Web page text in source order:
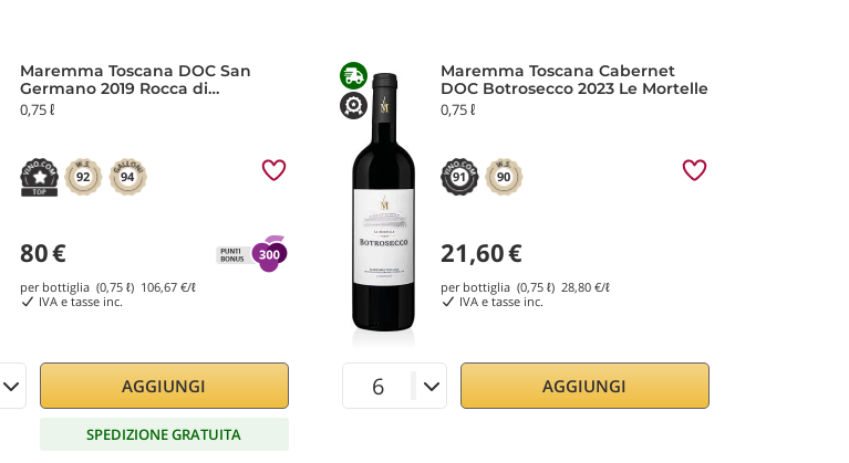
Maremma Toscana DOC San
Germano 2019 Rocca di
Frassinello
0,75 ℓ
92 94
80€
per bottiglia (0,75 ℓ) 106,67 €/ℓ
IVA e tasse inc.
AGGIUNGI
SPEDIZIONE GRATUITA
Maremma Toscana Cabernet
DOC Botrosecco 2023 Le Mortelle
0,75 ℓ
91 90
21,60€
per bottiglia (0,75 ℓ) 28,80 €/ℓ
IVA e tasse inc.
AGGIUNGI